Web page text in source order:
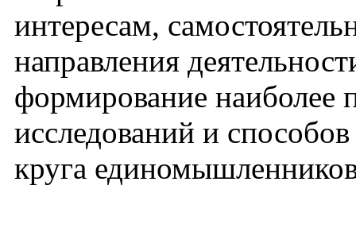
интересам,
направления
формирование наиболее
исследований и
круга